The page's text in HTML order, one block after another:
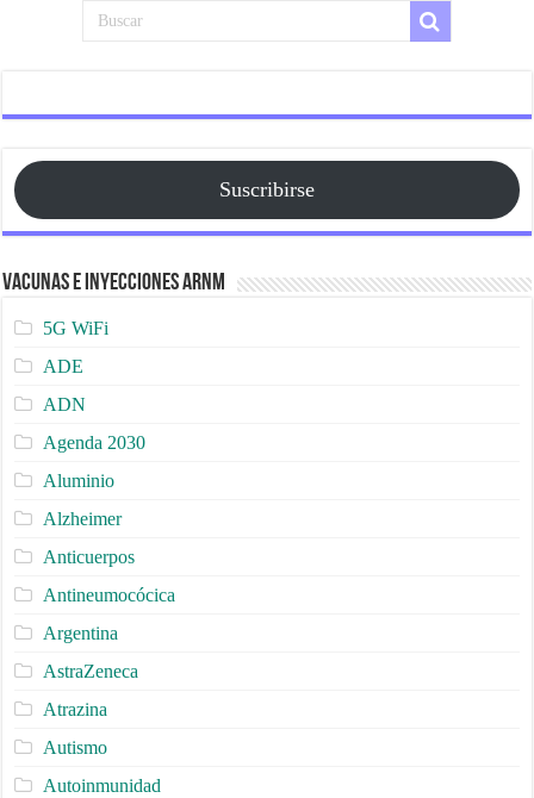
Suscribirse
Vacunas e Inyecciones ARNm
5G WiFi
ADE
ADN
Agenda 2030
Aluminio
Alzheimer
Anticuerpos
Antineumocócica
Argentina
AstraZeneca
Atrazina
Autismo
Autoinmunidad